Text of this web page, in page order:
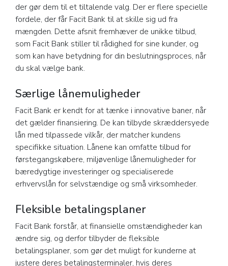
der gør dem til et tiltalende valg. Der er flere specielle
fordele, der får Facit Bank til at skille sig ud fra
mængden. Dette afsnit fremhæver de unikke tilbud,
som Facit Bank stiller til rådighed for sine kunder, og
som kan have betydning for din beslutningsproces, når
du skal vælge bank.
Særlige lånemuligheder
Facit Bank er kendt for at tænke i innovative baner, når
det gælder finansiering. De kan tilbyde skræddersyede
lån med tilpassede vilkår, der matcher kundens
specifikke situation. Lånene kan omfatte tilbud for
førstegangskøbere, miljøvenlige lånemuligheder for
bæredygtige investeringer og specialiserede
erhvervslån for selvstændige og små virksomheder.
Fleksible betalingsplaner
Facit Bank forstår, at finansielle omstændigheder kan
ændre sig, og derfor tilbyder de fleksible
betalingsplaner, som gør det muligt for kunderne at
justere deres betalingsterminaler, hvis deres